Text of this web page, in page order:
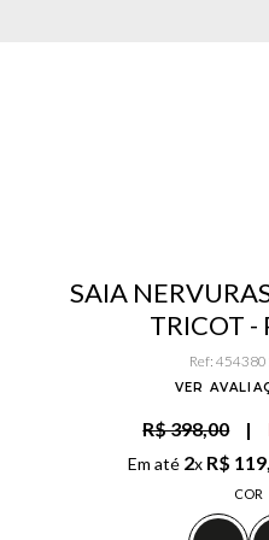
SAIA
TRICOT -
Ref:
VER
R$ 398,00 |
Em até 2x R$ 119
COR